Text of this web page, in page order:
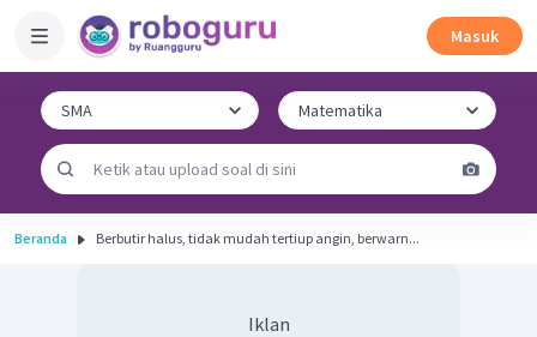
Masuk
Beranda Berbutir halus, tidak mudah tertiup angin, berwarn...
Iklan